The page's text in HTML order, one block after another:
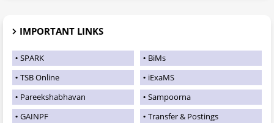
IMPORTANT LINKS
SPARK
BiMs
TSB Online
iExaMS
Pareekshabhavan
Sampoorna
GAINPF
Transfer & Postings